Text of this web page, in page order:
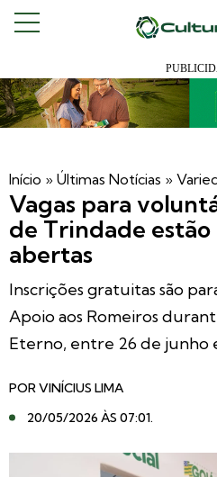
Início » Últimas Notícias »
Vagas para
de Trindade
abertas
Inscrições gratuitas são
Apoio aos Romeiros
Eterno, entre 26 de junho
PORVINÍCIUS LIMA
20/05/2026 ÀS 07:01.